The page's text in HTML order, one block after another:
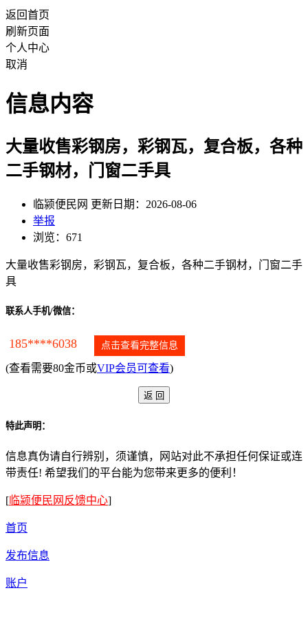
返回首页
刷新页面
个人中心
取消
信息内容
大量收售彩钢房，彩钢瓦，复合板，各种
二手钢材，门窗二手具
临颍便民网 更新日期：2026-08-06
举报
浏览：671
大量收售彩钢房，彩钢瓦，复合板，各种二手钢材，门窗二手
具
联系人手机/微信：
185****6038 点击查看完整信息
(查看需要80金币或VIP会员可查看)
特此声明：
信息真伪请自行辨别，须谨慎，网站对此不承担任何保证或连
带责任! 希望我们的平台能为您带来更多的便利！
[临颍便民网反馈中心]
首页
发布信息
账户